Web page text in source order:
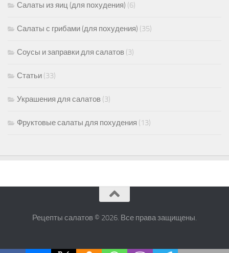
Салаты из яиц (для похудения) (6)
Салаты с грибами (для похудения) (35)
Соусы и заправки для салатов (3)
Статьи (33)
Украшения для салатов (3)
Фруктовые салаты для похудения (13)
Рецепты салатов © 2026. Все права защищены.